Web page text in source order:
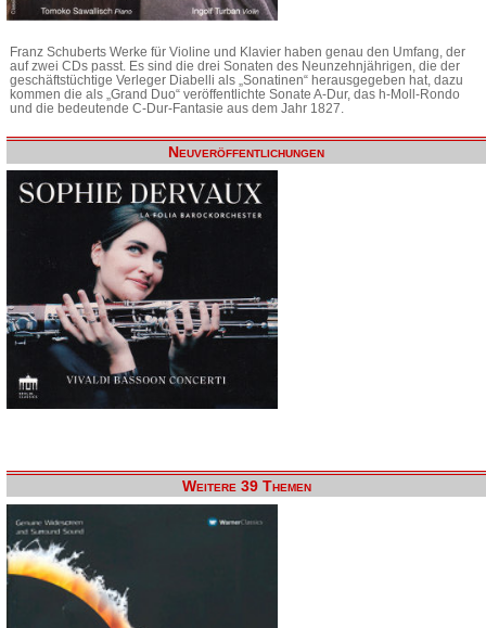
Franz Schuberts Werke für Violine und Klavier haben genau den Umfang, der
auf zwei CDs passt. Es sind die drei Sonaten des Neunzehnjährigen, die der
geschäftstüchtige Verleger Diabelli als „Sonatinen“ herausgegeben hat, dazu
kommen die als „Grand Duo“ veröffentlichte Sonate A-Dur, das h-Moll-Rondo
und die bedeutende C-Dur-Fantasie aus dem Jahr 1827.
Neuveröffentlichungen
Weitere 39 Themen